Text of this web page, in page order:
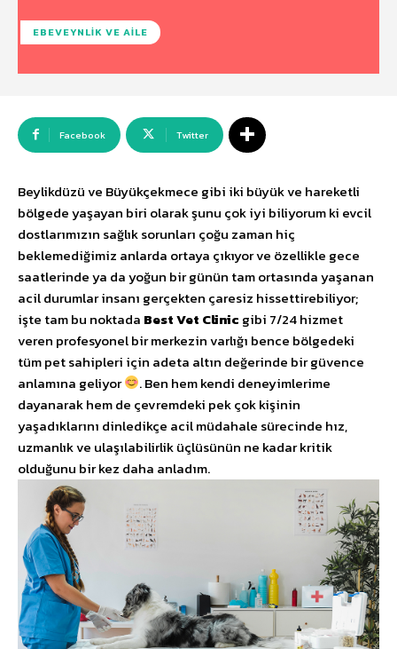
EBEVEYNLIK VE AILE
Facebook Twitter
Beylikdüzü ve Büyükçekmece gibi iki büyük ve hareketli
bölgede yaşayan biri olarak şunu çok iyi biliyorum ki evcil
dostlarımızın sağlık sorunları çoğu zaman hiç
beklemediğimiz anlarda ortaya çıkıyor ve özellikle gece
saatlerinde ya da yoğun bir günün tam ortasında yaşanan
acil durumlar insanı gerçekten çaresiz hissettirebiliyor;
işte tam bu noktada Best Vet Clinic gibi 7/24 hizmet
veren profesyonel bir merkezin varlığı bence bölgedeki
tüm pet sahipleri için adeta altın değerinde bir güvence
anlamına geliyor
. Ben hem kendi deneyimlerime
dayanarak hem de çevremdeki pek çok kişinin
yaşadıklarını dinledikçe acil müdahale sürecinde hız,
uzmanlık ve ulaşılabilirlik üçlüsünün ne kadar kritik
olduğunu bir kez daha anladım.